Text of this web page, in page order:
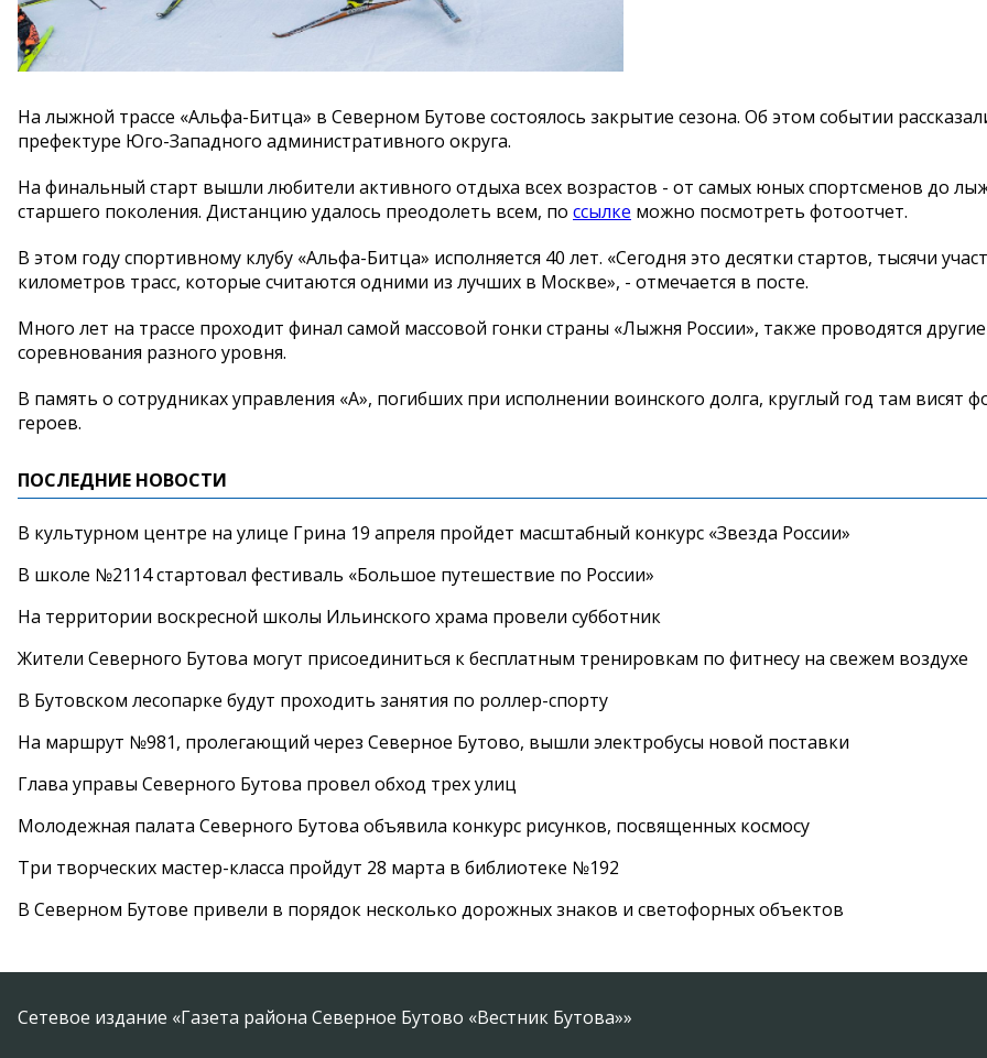
На лыжной трассе «Альфа-Битца» в Северном Бутове состоялось закрытие сезона. Об этом событии
префектуре Юго-Западного административного округа.
На финальный старт вышли любители активного отдыха всех возрастов - от самых юных спортсменов до
старшего поколения. Дистанцию удалось преодолеть всем, по ссылке можно посмотреть фотоотчет.
В этом году спортивному клубу «Альфа-Битца» исполняется 40 лет. «Сегодня это десятки стартов, тысячи
километров трасс, которые считаются одними из лучших в Москве», - отмечается в посте.
Много лет на трассе проходит финал самой массовой гонки страны «Лыжня России», также проводятся другие
соревнования разного уровня.
В память о сотрудниках управления «А», погибших при исполнении воинского долга, круглый год там висят
героев.
ПОСЛЕДНИЕ НОВОСТИ
В культурном центре на улице Грина 19 апреля пройдет масштабный конкурс «Звезда России»
В школе №2114 стартовал фестиваль «Большое путешествие по России»
На территории воскресной школы Ильинского храма провели субботник
Жители Северного Бутова могут присоединиться к бесплатным тренировкам по фитнесу на свежем воздухе
В Бутовском лесопарке будут проходить занятия по роллер-спорту
На маршрут №981, пролегающий через Северное Бутово, вышли электробусы новой поставки
Глава управы Северного Бутова провел обход трех улиц
Молодежная палата Северного Бутова объявила конкурс рисунков, посвященных космосу
Три творческих мастер-класса пройдут 28 марта в библиотеке №192
В Северном Бутове привели в порядок несколько дорожных знаков и светофорных объектов
Сетевое издание «Газета района Северное Бутово «Вестник Бутова»»